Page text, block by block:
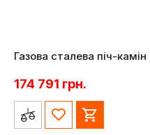
Газова сталева піч-
174 791 грн.